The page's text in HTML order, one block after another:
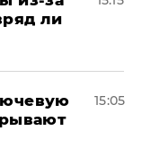
ли
15:05